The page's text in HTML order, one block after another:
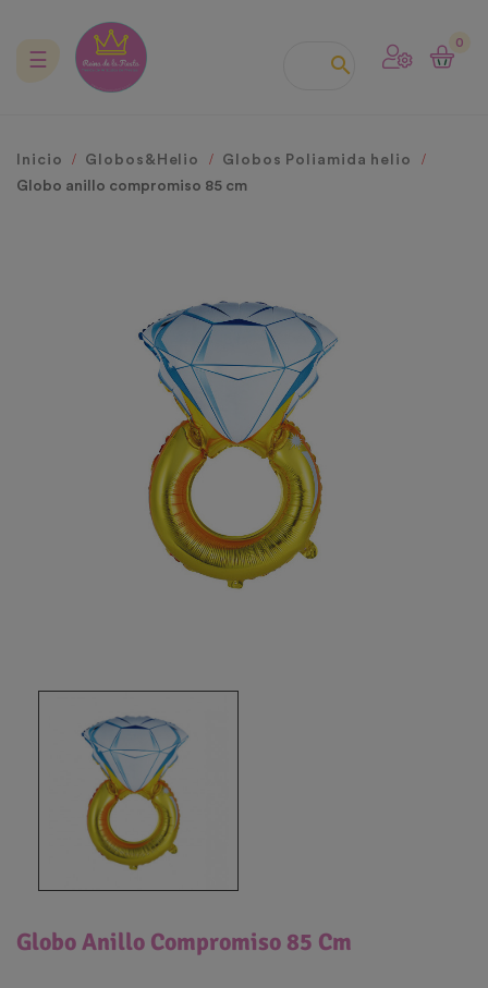

0
Navegación
☰
Inicio Globos&Helio
Globos Poliamida helio
Globo anillo compromiso 85 cm
Globo Anillo Compromiso 85 Cm